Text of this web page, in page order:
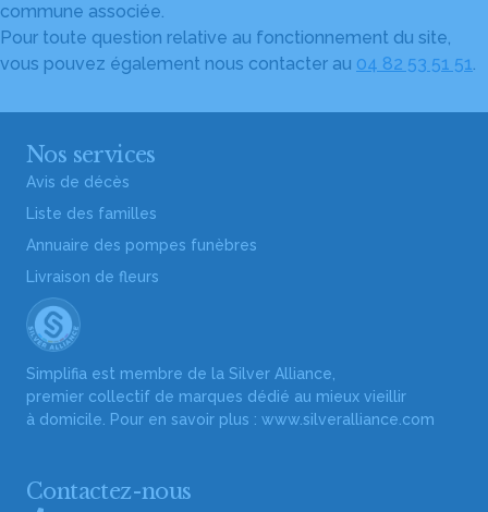
commune associée.
Pour toute question relative au fonctionnement du site,
vous pouvez également nous contacter au 04 82 53 51 51.
Nos services
Avis de décès
Liste des familles
Annuaire des pompes funèbres
Livraison de fleurs
Simplifia est membre de la Silver Alliance,
premier collectif de marques dédié au mieux vieillir
à domicile. Pour en savoir plus : www.silveralliance.com
Contactez-nous